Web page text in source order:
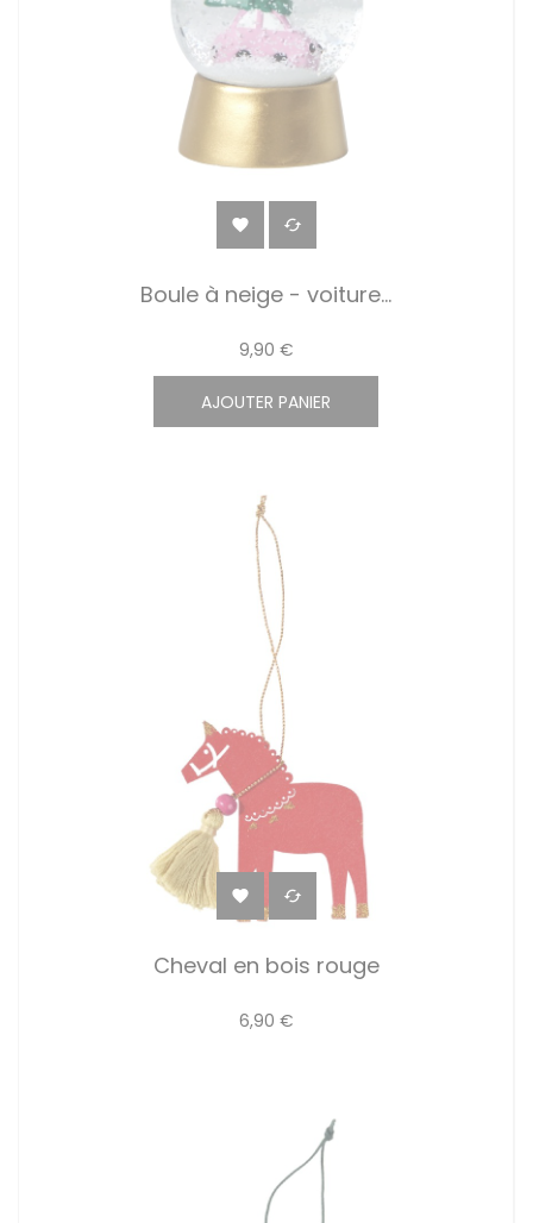
 
Boule à neige - voiture...
9,90 €
AJOUTER PANIER
 
Cheval en bois rouge
6,90 €